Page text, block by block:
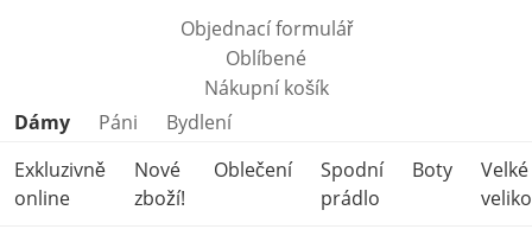
Objednací formulář
Oblíbené
Nákupní košík
Přeskočit kategorie produktů
Dámy Páni
Bydlení
Exkluzivně
online
Nové
zboží!
Oblečení
Spodní
prádlo
Boty
Velké